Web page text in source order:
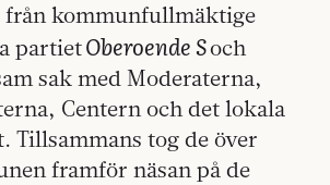
från kommunfullmäktige
partietOberoende Soch
sak med Moderaterna,
Centern och det lokala
Tillsammans tog de över
framför näsan på de